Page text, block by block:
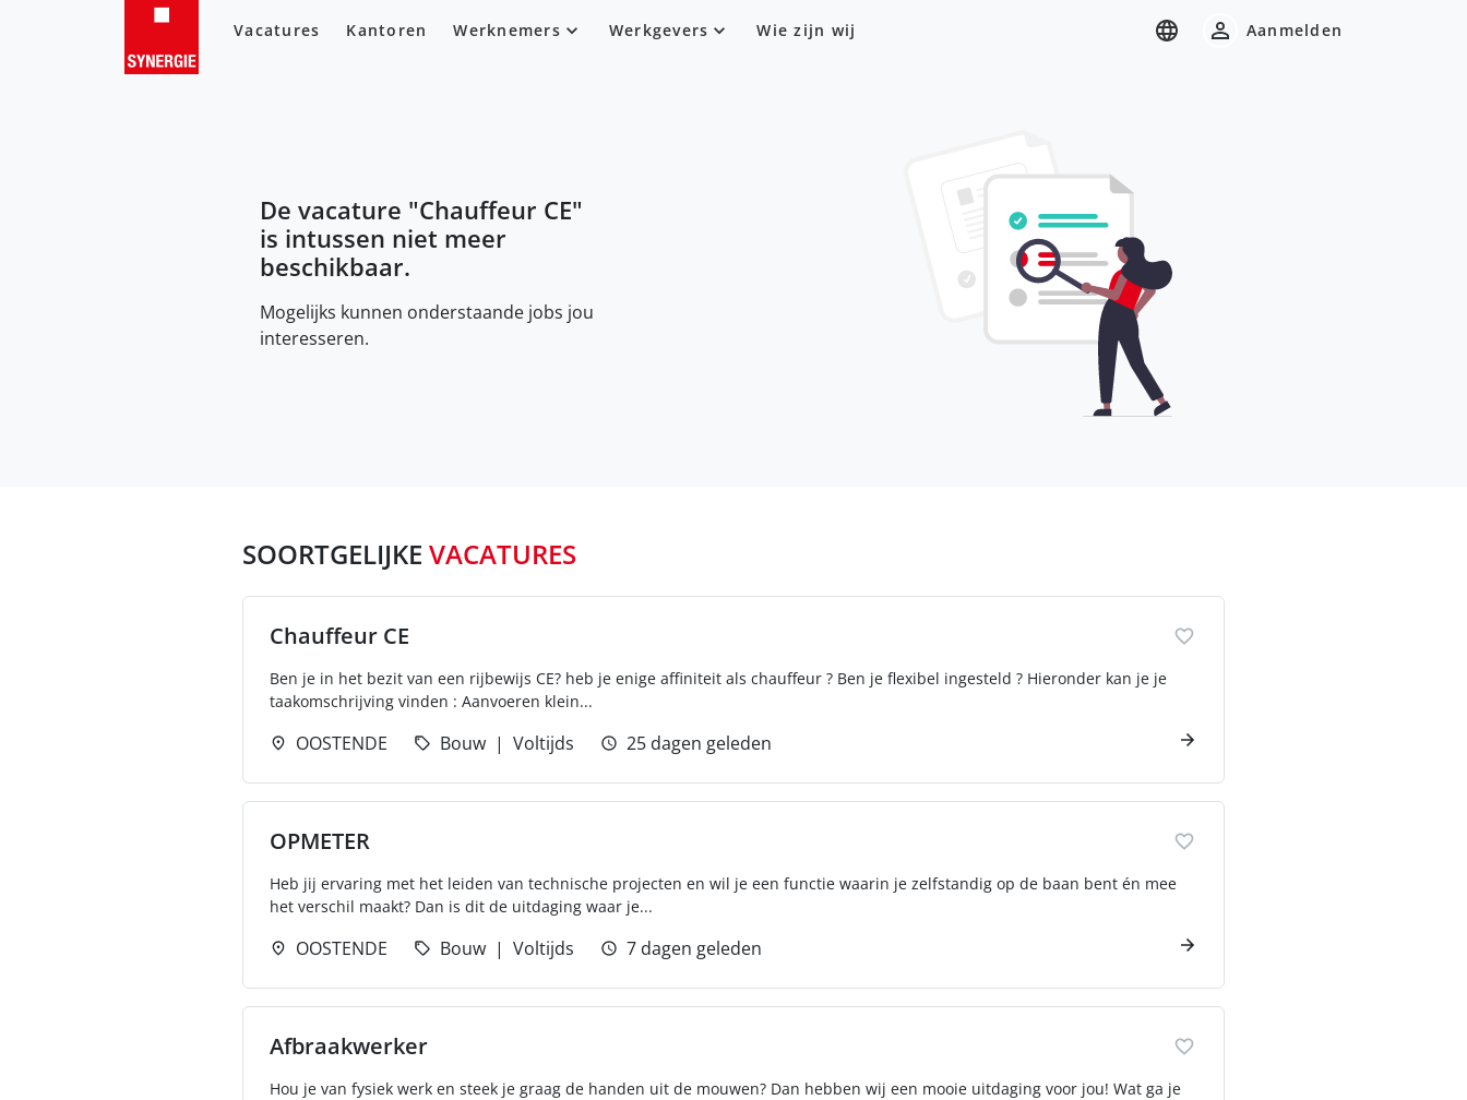
Vacatures Kantoren Werknemers Werkgevers Wie zijn wij Aanmelden
De vacature "Chauffeur CE"
is intussen niet meer
beschikbaar.
Mogelijks kunnen onderstaande jobs jou
interesseren.
SOORTGELIJKE VACATURES
Chauffeur CE
Ben je in het bezit van een rijbewijs CE? heb je enige affiniteit als chauffeur ? Ben je flexibel ingesteld ? Hieronder kan je je
taakomschrijving vinden : Aanvoeren klein...
OOSTENDE Bouw Voltijds 25 dagen geleden
OPMETER
Heb jij ervaring met het leiden van technische projecten en wil je een functie waarin je zelfstandig op de baan bent én mee
het verschil maakt? Dan is dit de uitdaging waar je...
OOSTENDE Bouw Voltijds 7 dagen geleden
Afbraakwerker
Hou je van fysiek werk en steek je graag de handen uit de mouwen? Dan hebben wij een mooie uitdaging voor jou! Wat ga je